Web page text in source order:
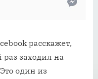
расскажет,
заходил на
один из